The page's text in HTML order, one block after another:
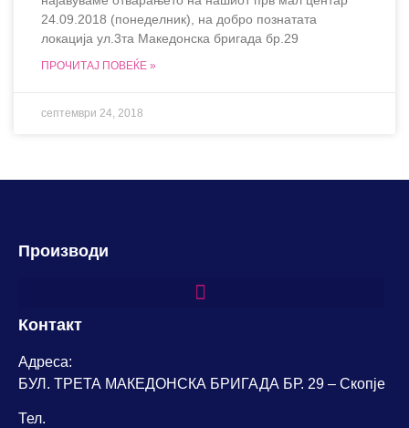
24.09.2018 (понеделник), на добро познатата
локација ул.3та Македонска бригада бр.29
ПРОЧИТАЈ ПОВЕЌЕ »
септември 24, 2018
Производи
Контакт
Адреса:
БУЛ. ТРЕТА МАКЕДОНСКА БРИГАДА БР. 29 – Скопје
Тел.